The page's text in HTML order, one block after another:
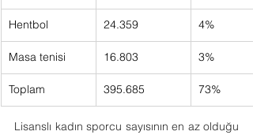
Hentbol 24.359 4%
Masa tenisi 16.803 3%
Toplam 395.685 73%
Lisanslı kadın sporcu sayısının en az olduğu